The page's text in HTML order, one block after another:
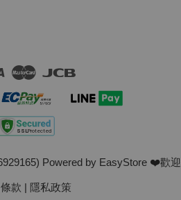
Visa Master
Powered by EasyStore❤️歡迎
款 | 隱私政策